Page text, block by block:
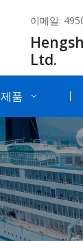
이메일:
Ltd.
제품